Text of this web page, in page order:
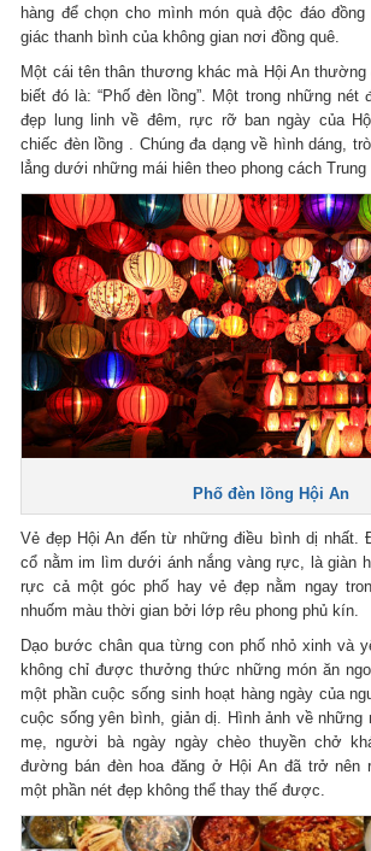
hàng để chọn cho mình món quà độc đáo
giác thanh bình của không gian nơi đồng quê.
Một cái tên thân thương khác mà Hội An
biết đó là: “Phố đèn lồng”. Một trong những nét
đẹp lung linh về đêm, rực rỡ ban ngày của
chiếc đèn lồng . Chúng đa dạng về hình dáng,
lẳng dưới những mái hiên theo phong cách Trung
Phố đèn lồng Hội An
Vẻ đẹp Hội An đến từ những điều bình dị nhất.
cổ nằm im lìm dưới ánh nắng vàng rực, là giàn
rực cả một góc phố hay vẻ đẹp nằm ngay
nhuốm màu thời gian bởi lớp rêu phong phủ kín.
Dạo bước chân qua từng con phố nhỏ xinh và
không chỉ được thưởng thức những món ăn
một phần cuộc sống sinh hoạt hàng ngày của
cuộc sống yên bình, giản dị. Hình ảnh về
mẹ, người bà ngày ngày chèo thuyền chở
đường bán đèn hoa đăng ở Hội An đã trở nên
một phần nét đẹp không thể thay thế được.